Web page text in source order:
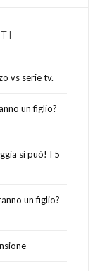
vs serie tv.
un figlio?
si può! I 5
un figlio?